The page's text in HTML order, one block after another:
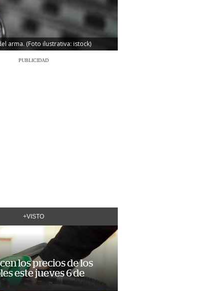
arma. (Foto ilustrativa: istock)
PUBLICIDAD
+VISTO
los precios de los
este jueves 6 de